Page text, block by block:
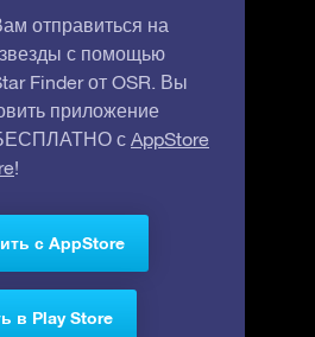
отправиться на
с помощью
Finder от OSR. Вы
приложение
с AppStore
!
с AppStore
в Play Store